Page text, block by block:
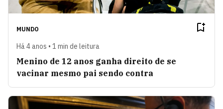
MUNDO
Há 4 anos • 1 min de leitura
Menino de 12 anos ganha direito de se
vacinar mesmo pai sendo contra